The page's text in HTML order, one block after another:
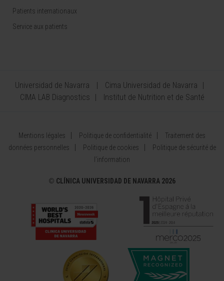
Patients internationaux
Service aux patients
Universidad de Navarra
Cima Universidad de Navarra
CIMA LAB Diagnostics
Institut de Nutrition et de Santé
Mentions légales Politique de confidentialité
Traitement des
données personnelles
Politique de cookies
Politique de sécurité de
l’information
© CLÍNICA UNIVERSIDAD DE NAVARRA 2026